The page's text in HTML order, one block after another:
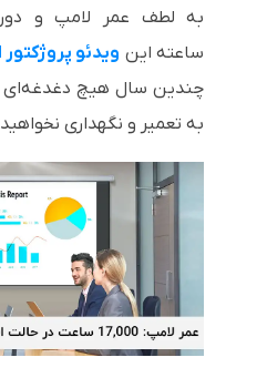
ساعته این ویدئو
چندین سال هیچ دغدغه‌ای
به تعمیر و نگهداری